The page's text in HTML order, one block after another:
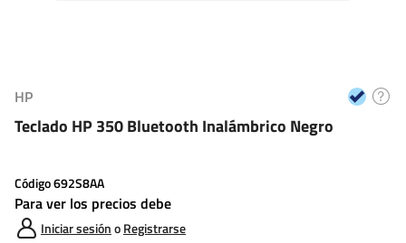
HP
Teclado HP 350 Bluetooth Inalámbrico Negro
Código692S8AA
Para ver los precios debe
Iniciar sesiónoRegistrarse